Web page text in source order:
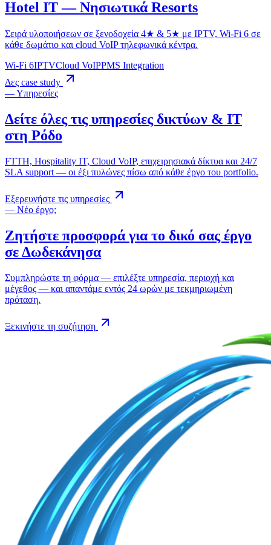
Hotel IT — Νησιωτικά Resorts
Σειρά υλοποιήσεων σε ξενοδοχεία 4★ & 5★ με IPTV, Wi-Fi 6 σε
κάθε δωμάτιο και cloud VoIP τηλεφωνικά κέντρα.
Wi-Fi 6IPTVCloud VoIPPMS Integration
Δες case study
— Υπηρεσίες
Δείτε όλες τις υπηρεσίες δικτύων & IT
στη Ρόδο
FTTH, Hospitality IT, Cloud VoIP, επιχειρησιακά δίκτυα και 24/7
SLA support — οι έξι πυλώνες πίσω από κάθε έργο του portfolio.
Εξερευνήστε τις υπηρεσίες
— Νέο έργο;
Ζητήστε προσφορά για το δικό σας έργο
σε Δωδεκάνησα
Συμπληρώστε τη φόρμα — επιλέξτε υπηρεσία, περιοχή και
μέγεθος — και απαντάμε εντός 24 ωρών με τεκμηριωμένη
πρόταση.
Ξεκινήστε τη συζήτηση